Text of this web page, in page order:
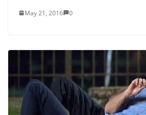
May 21, 2016 0